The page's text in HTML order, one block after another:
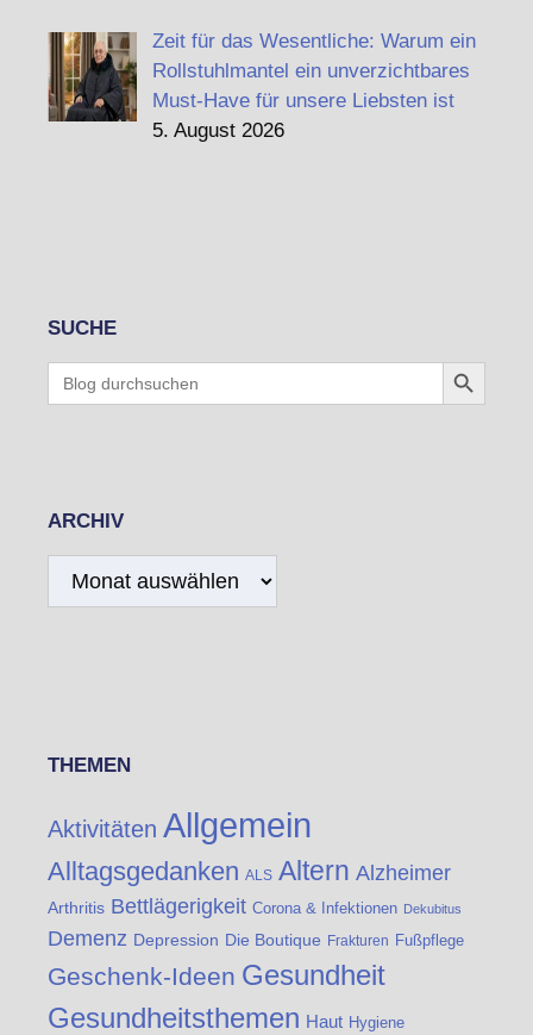
Zeit für das Wesentliche: Warum ein
Rollstuhlmantel ein unverzichtbares
Must-Have für unsere Liebsten ist
5. August 2026
SUCHE
Search
for:
Search Button
ARCHIV
THEMEN
Aktivitäten Allgemein
Alltagsgedanken ALS Altern Alzheimer
Arthritis Bettlägerigkeit Corona & Infektionen Dekubitus
Demenz Depression Die Boutique Frakturen Fußpflege
Geschenk-Ideen Gesundheit
Gesundheitsthemen Haut Hygiene